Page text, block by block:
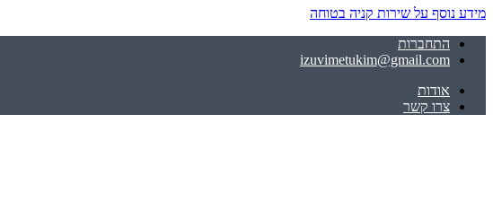
מידע נוסף על שירות קניה בטוחה
התחברות
izuvimetukim@gmail.com
אודות
צרו קשר